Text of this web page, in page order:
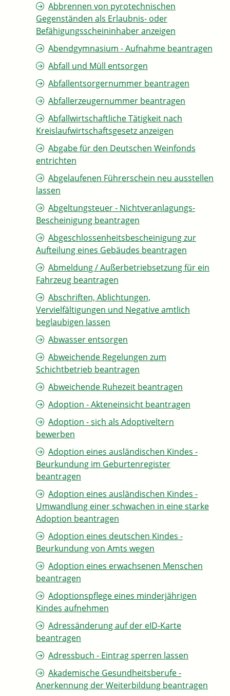
Abbrennen von pyrotechnischen
Gegenständen als Erlaubnis- oder
Befähigungsscheininhaber anzeigen
Abendgymnasium - Aufnahme beantragen
Abfall und Müll entsorgen
Abfallentsorgernummer beantragen
Abfallerzeugernummer beantragen
Abfallwirtschaftliche Tätigkeit nach
Kreislaufwirtschaftsgesetz anzeigen
Abgabe für den Deutschen Weinfonds
entrichten
Abgelaufenen Führerschein neu ausstellen
lassen
Abgeltungsteuer - Nichtveranlagungs-
Bescheinigung beantragen
Abgeschlossenheitsbescheinigung zur
Aufteilung eines Gebäudes beantragen
Abmeldung / Außerbetriebsetzung für ein
Fahrzeug beantragen
Abschriften, Ablichtungen,
Vervielfältigungen und Negative amtlich
beglaubigen lassen
Abwasser entsorgen
Abweichende Regelungen zum
Schichtbetrieb beantragen
Abweichende Ruhezeit beantragen
Adoption - Akteneinsicht beantragen
Adoption - sich als Adoptiveltern
bewerben
Adoption eines ausländischen Kindes -
Beurkundung im Geburtenregister
beantragen
Adoption eines ausländischen Kindes -
Umwandlung einer schwachen in eine starke
Adoption beantragen
Adoption eines deutschen Kindes -
Beurkundung von Amts wegen
Adoption eines erwachsenen Menschen
beantragen
Adoptionspflege eines minderjährigen
Kindes aufnehmen
Adressänderung auf der eID-Karte
beantragen
Adressbuch - Eintrag sperren lassen
Akademische Gesundheitsberufe -
Anerkennung der Weiterbildung beantragen